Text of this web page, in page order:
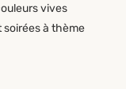
vives
soirées à thème